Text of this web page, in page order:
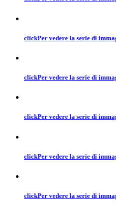
clickPer vedere la serie di
clickPer vedere la serie di
clickPer vedere la serie di
clickPer vedere la serie di
clickPer vedere la serie di